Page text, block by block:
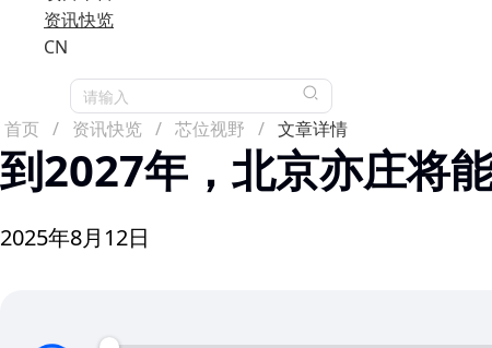
资讯快览
CN
请输入
首页 / 资讯快览 / 芯位视野 / 文章详情
到2027年，北京亦庄将
2025年8月12日